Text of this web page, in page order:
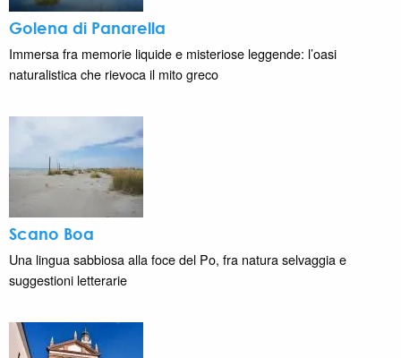
Golena di Panarella
Immersa fra memorie liquide e misteriose leggende: l’oasi
naturalistica che rievoca il mito greco
Scano Boa
Una lingua sabbiosa alla foce del Po, fra natura selvaggia e
suggestioni letterarie